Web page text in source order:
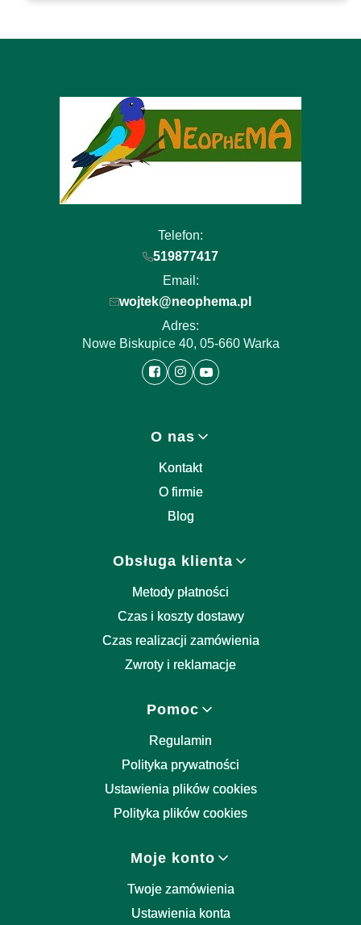
Telefon:
519877417
Email:
wojtek@neophema.pl
Adres:
Nowe Biskupice 40, 05-660 Warka
O nas
Kontakt
O firmie
Blog
Obsługa klienta
Metody płatności
Czas i koszty dostawy
Czas realizacji zamówienia
Zwroty i reklamacje
Pomoc
Regulamin
Polityka prywatności
Ustawienia plików cookies
Polityka plików cookies
Moje konto
Twoje zamówienia
Ustawienia konta